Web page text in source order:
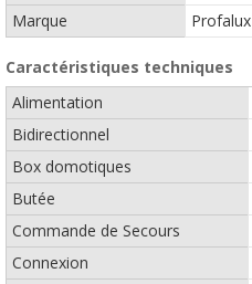
Marque
Profalux
Caractéristiques techniques
Alimentation
Bidirectionnel
Box domotiques
Butée
Commande de Secours
Connexion